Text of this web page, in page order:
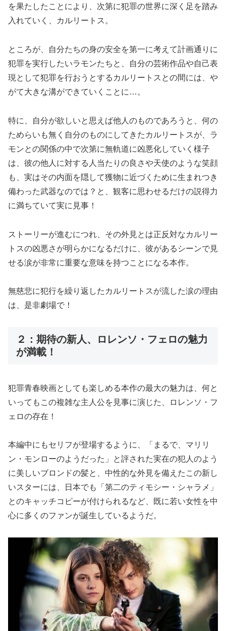
を果たしたことにより、次第に犯罪の世界に深く足を踏み
入れていく、カルリートス。
ところが、自分たちの身の安全を第一に考えて計画通りに
犯罪を実行したいラモンたちと、自分の芸術作品や自己表
現として犯罪を行おうとするカルリートスとの間には、や
がて大きな溝ができていくことに…。
特に、自分が欲しいと思えば他人のものであろうと、何の
ためらいも無く自分のものにしてきたカルリートスが、ラ
モンとの関係の中で次第に無軌道に凶悪化していく様子
は、彼の他人に対する人当たりの良さや天使のような笑顔
も、実はその内面を隠して獲物に近づくために生まれつき
備わった武器なのでは？と、観客に思わせるだけの説得力
に満ちていて実に見事！
ストーリーが進むにつれ、その外見とは正反対なカルリー
トスの凶悪さが明らかになるだけに、彼があるシーンで見
せる涙が非常に重要な意味を持つことになる本作。
無慈悲に犯行を繰り返したカルリートスが流した涙の理由
は、是非劇場で！
２：期待の新人、ロレンソ・フェロの魅力
が満載！
犯罪青春映画としても楽しめる本作の最大の魅力は、何と
いってもこの複雑な主人公を見事に演じた、ロレンソ・フ
ェロの存在！
本編中にもセリフが登場するように、「まるで、マリリ
ン・モンローのようだった」と評された実在の犯人のよう
に美しいブロンドの髪と、中性的な外見を備えたこの新し
いスターには、日本でも「第二のティモシー・シャラメ」
とのキャッチコピーが付けられるなど、既に若い女性を中
心に多くのファンが誕生しているようだ。